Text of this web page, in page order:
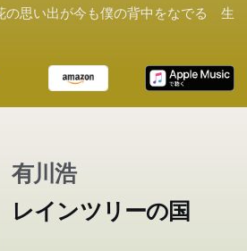
の思い出が今も僕の背中をなでる 生
有川浩
レインツリーの国